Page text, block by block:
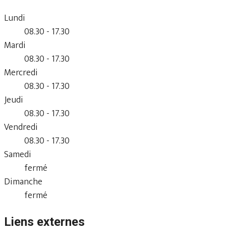
Lundi
08.30 - 17.30
Mardi
08.30 - 17.30
Mercredi
08.30 - 17.30
Jeudi
08.30 - 17.30
Vendredi
08.30 - 17.30
Samedi
fermé
Dimanche
fermé
Liens externes